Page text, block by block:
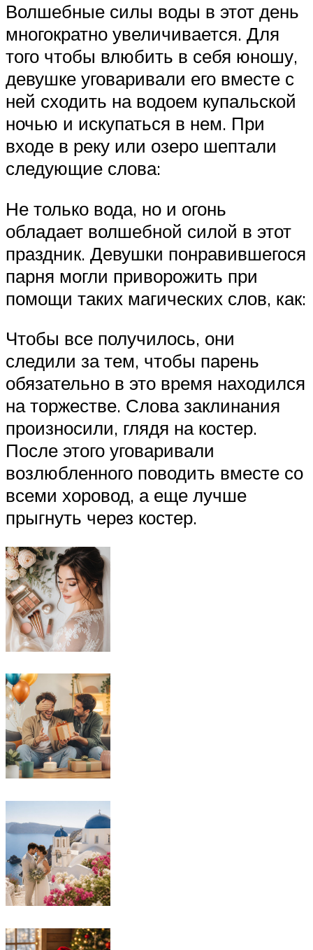
Волшебные силы воды в этот день
многократно увеличивается. Для
того чтобы влюбить в себя юношу,
девушке уговаривали его вместе с
ней сходить на водоем купальской
ночью и искупаться в нем. При
входе в реку или озеро шептали
следующие слова:
Не только вода, но и огонь
обладает волшебной силой в этот
праздник. Девушки понравившегося
парня могли приворожить при
помощи таких магических слов, как:
Чтобы все получилось, они
следили за тем, чтобы парень
обязательно в это время находился
на торжестве. Слова заклинания
произносили, глядя на костер.
После этого уговаривали
возлюбленного поводить вместе со
всеми хоровод, а еще лучше
прыгнуть через костер.